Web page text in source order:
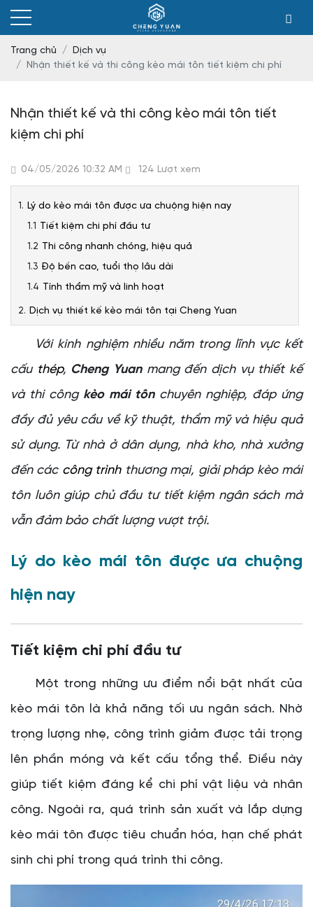
Trang chủ
Dịch vụ
Nhận thiết kế và thi công kèo mái tôn tiết kiệm chi phí
Nhận thiết kế và thi công kèo mái tôn tiết
kiệm chi phí
04/05/2026 10:32 AM 124 Lượt xem
Lý do kèo mái tôn được ưa chuộng hiện nay
Tiết kiệm chi phí đầu tư
Thi công nhanh chóng, hiệu quả
Độ bền cao, tuổi thọ lâu dài
Tính thẩm mỹ và linh hoạt
Dịch vụ thiết kế kèo mái tôn tại Cheng Yuan
Thiết kế tối ưu kết cấu
Ứng dụng công nghệ hiện đại
Quy trình thi công kèo mái tôn chuyên nghiệp
Gia công cấu kiện tại nhà máy
Vận chuyển và tập kết vật tư
Kiểm tra và nghiệm thu
Ứng dụng của kèo mái tôn trong thực tế
Vì sao nên chọn Cheng Yuan để thi công kèo mái tôn?
Đội ngũ kỹ sư chuyên môn cao
Chi phí cạnh tranh, minh bạch
Các yếu tố ảnh hưởng đến chi phí thi công kèo mái tôn
Loại vật liệu sử dụng
Độ phức tạp của thiết kế
Cam kết của Cheng Yuan đối với khách hàng
Với kinh nghiệm nhiều năm trong lĩnh vực kết
cấu thép, Cheng Yuanmang đến dịch vụ thiết kế
và thi công kèo mái tônchuyên nghiệp, đáp ứng
đầy đủ yêu cầu về kỹ thuật, thẩm mỹ và hiệu quả
sử dụng. Từ nhà ở dân dụng, nhà kho, nhà xưởng
đến các công trìnhthương mại, giải pháp kèo mái
tôn luôn giúp chủ đầu tư tiết kiệm ngân sách mà
vẫn đảm bảo chất lượng vượt trội.
Lý do kèo mái tôn được ưa chuộng
hiện nay
Tiết kiệm chi phí đầu tư
Một trong những ưu điểm nổi bật nhất của
kèo mái tôn là khả năng tối ưu ngân sách. Nhờ
trọng lượng nhẹ, công trình giảm được tải trọng
lên phần móng và kết cấu tổng thể. Điều này
giúp tiết kiệm đáng kể chi phí vật liệu và nhân
công. Ngoài ra, quá trình sản xuất và lắp dựng
kèo mái tôn được tiêu chuẩn hóa, hạn chế phát
sinh chi phí trong quá trình thi công.